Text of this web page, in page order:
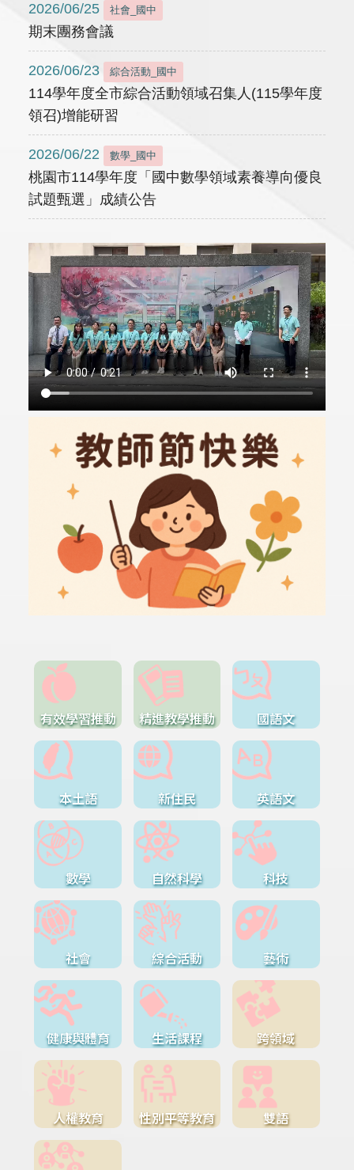
2026/06/25 社會_國中
期末團務會議
2026/06/23 綜合活動_國中
114學年度全市綜合活動領域召集人(115學年度
領召)增能研習
2026/06/22 數學_國中
桃園市114學年度「國中數學領域素養導向優良
試題甄選」成績公告
有效學習推動 精進教學推動 國語文
本土語 新住民 英語文
數學 自然科學 科技
社會 綜合活動 藝術
健康與體育 生活課程 跨領域
人權教育 性別平等教育 雙語